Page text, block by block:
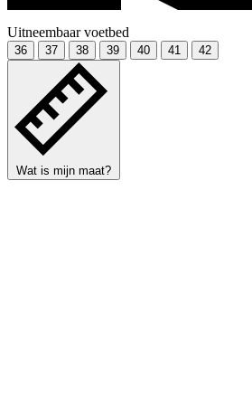
Uitneembaar voetbed
36 37 38 39 40 41 42
Wat is mijn maat?